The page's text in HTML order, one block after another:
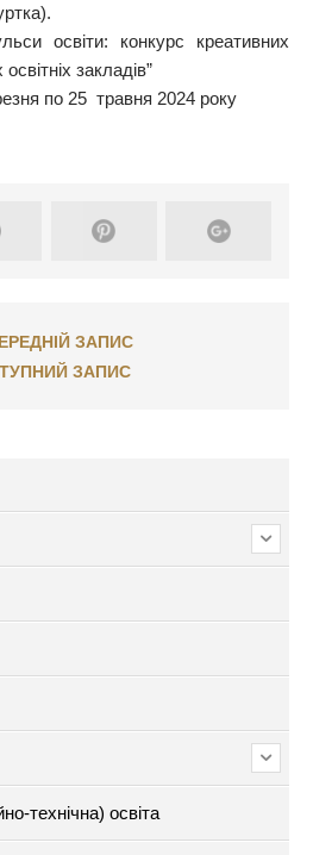
освіти: конкурс креативних
закладів”
по 25 травня 2024 року
ЗАПИС
ЗАПИС
технічна) освіта